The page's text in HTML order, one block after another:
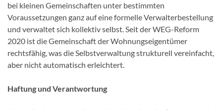
bei kleinen Gemeinschaften unter bestimmten
Voraussetzungen ganz auf eine formelle Verwalterbestellung
und verwaltet sich kollektiv selbst. Seit der WEG-Reform
2020 ist die Gemeinschaft der Wohnungseigentümer
rechtsfähig, was die Selbstverwaltung strukturell vereinfacht,
aber nicht automatisch erleichtert.
Haftung und Verantwortung